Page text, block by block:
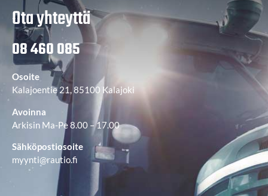
Ota yhteyttä
08 460 085
Osoite
Kalajoentie 21, 85100 Kalajoki
Avoinna
Arkisin Ma-Pe 8.00 – 17.00
Sähköpostiosoite
myynti@rautio.fi